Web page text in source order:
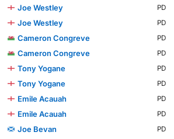
Joe Westley
PD
Joe Westley
PD
Cameron Congreve
PD
Cameron Congreve
PD
Tony Yogane
PD
Tony Yogane
PD
Emile Acauah
PD
Emile Acauah
PD
Joe Bevan
PD